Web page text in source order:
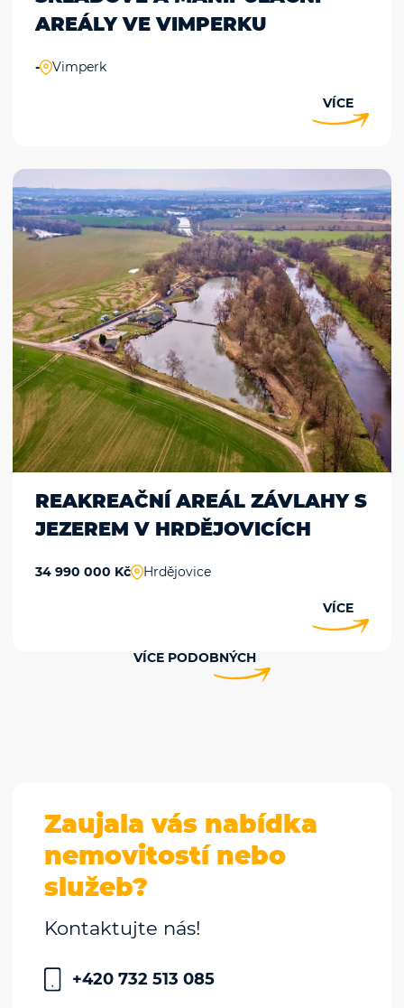
AREÁLY VE VIMPERKU
- Vimperk
VÍCE
REAKREAČNÍ AREÁL ZÁVLAHY S
JEZEREM V HRDĚJOVICÍCH
34 990 000 Kč Hrdějovice
VÍCE
VÍCE PODOBNÝCH
Zaujala vás nabídka
nemovitostí nebo
služeb?
Kontaktujte nás!
+420 732 513 085